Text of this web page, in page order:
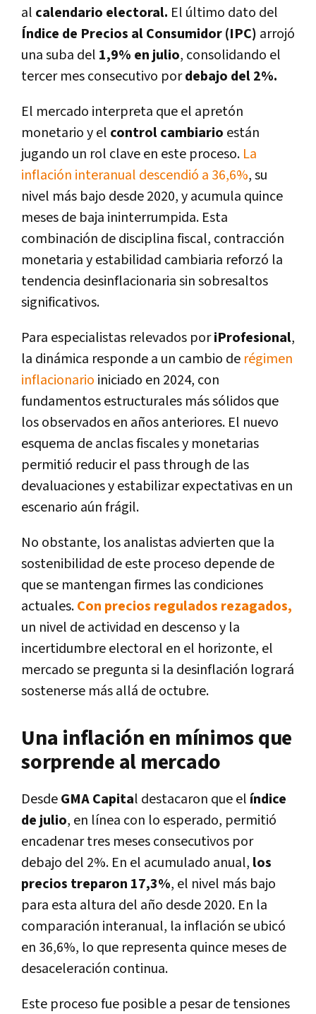
al calendario electoral. El último dato del
Índice de Precios al Consumidor (IPC) arrojó
una suba del 1,9% en julio, consolidando el
tercer mes consecutivo pordebajo del 2%.
El mercado interpreta que el apretón
monetario y el control cambiario están
jugando un rol clave en este proceso. La
inflación interanual descendió a 36,6%, su
nivel más bajo desde 2020, y acumula quince
meses de baja ininterrumpida. Esta
combinación de disciplina fiscal, contracción
monetaria y estabilidad cambiaria reforzó la
tendencia desinflacionaria sin sobresaltos
significativos.
Para especialistas relevados poriProfesional,
la dinámica responde a un cambio de régimen
inflacionario iniciado en 2024, con
fundamentos estructurales más sólidos que
los observados en años anteriores. El nuevo
esquema de anclas fiscales y monetarias
permitió reducir el pass through de las
devaluaciones y estabilizar expectativas en un
escenario aún frágil.
No obstante, los analistas advierten que la
sostenibilidad de este proceso depende de
que se mantengan firmes las condiciones
actuales.Con precios regulados rezagados,
un nivel de actividad en descenso y la
incertidumbre electoral en el horizonte, el
mercado se pregunta si la desinflación logrará
sostenerse más allá de octubre.
Una inflación en mínimos que
sorprende al mercado
DesdeGMA Capital destacaron que el índice
de julio, en línea con lo esperado, permitió
encadenar tres meses consecutivos por
debajo del 2%. En el acumulado anual, los
precios treparon 17,3%, el nivel más bajo
para esta altura del año desde 2020. En la
comparación interanual, la inflación se ubicó
en 36,6%, lo que representa quince meses de
desaceleración continua.
Este proceso fue posible a pesar de tensiones